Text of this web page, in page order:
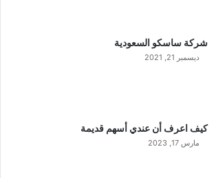
شركة ساسكو السعودية
ديسمبر 21, 2021
كيف اعرف أن عندي أسهم قديمة
مارس 17, 2023